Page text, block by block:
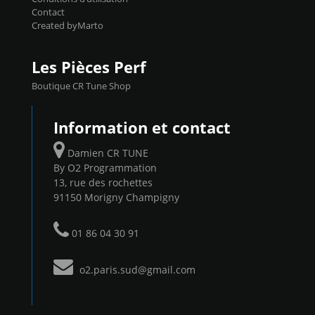
Contact
Created byMarto
Les Pièces Perf
Boutique CR Tune Shop
Information et contact
Damien CR TUNE
By O2 Programmation
13, rue des rochettes
91150 Morigny Champigny
01 86 04 30 91
o2.paris.sud@gmail.com